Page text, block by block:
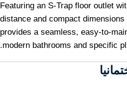
Featuring an S-Trap floor outlet
distance and compact
provides a seamless, easy-to-
modern bathrooms and specific